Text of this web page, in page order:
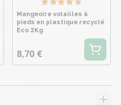
Mangeoire volailles à
pieds en plastique recyclé
Eco 2Kg
8,70 €